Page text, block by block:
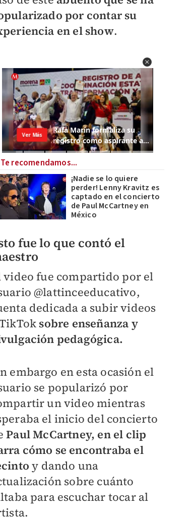
por contar su
en el show.
Te recomendamos...
¡Nadie se lo quiere
perder! Lenny Kravitz es
captado en el concierto
de Paul McCartney en
México
fue lo que contó el
video fue compartido por el
@lattinceeducativo,
dedicada a subir videos
sobre enseñanza y
pedagógica.
embargo en esta ocasión el
se popularizó por
un video mientras
el inicio del concierto
Paul McCartney, en el clip
cómo se encontraba el
y dando una
sobre cuánto
para escuchar tocar al